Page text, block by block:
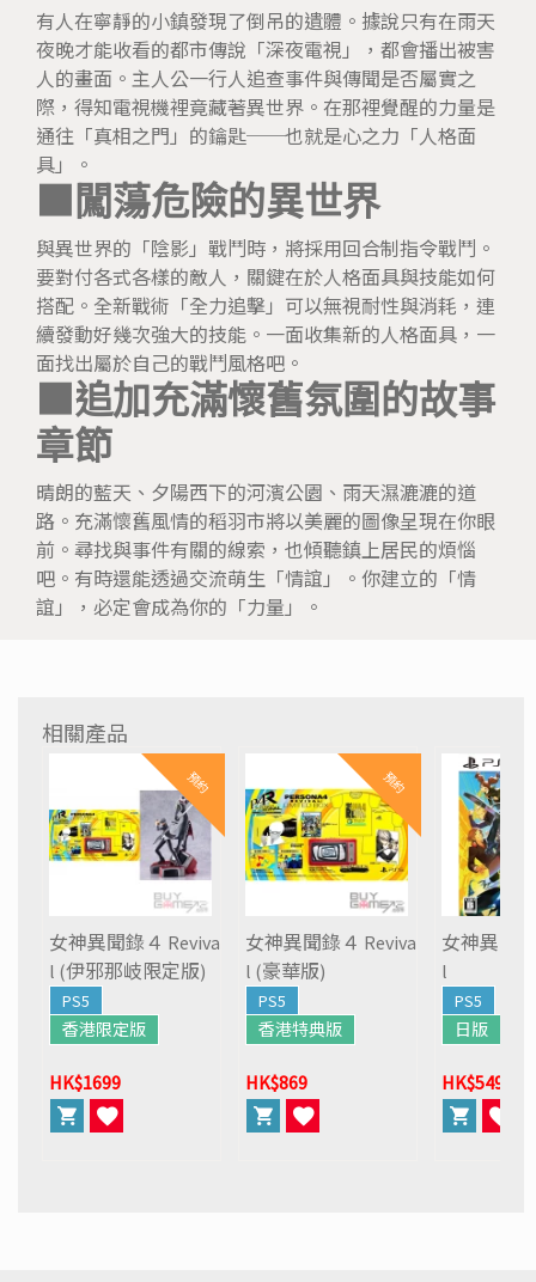
有人在寧靜的小鎮發現了倒吊的遺體。據說只有在雨天
夜晚才能收看的都市傳說「深夜電視」，都會播出被害
人的畫面。主人公一行人追查事件與傳聞是否屬實之
際，得知電視機裡竟藏著異世界。在那裡覺醒的力量是
通往「真相之門」的鑰匙──也就是心之力「人格面
具」。
■闖蕩危險的異世界
與異世界的「陰影」戰鬥時，將採用回合制指令戰鬥。
要對付各式各樣的敵人，關鍵在於人格面具與技能如何
搭配。全新戰術「全力追擊」可以無視耐性與消耗，連
續發動好幾次強大的技能。一面收集新的人格面具，一
面找出屬於自己的戰鬥風格吧。
■追加充滿懷舊氛圍的故事
章節
晴朗的藍天、夕陽西下的河濱公園、雨天濕漉漉的道
路。充滿懷舊風情的稻羽市將以美麗的圖像呈現在你眼
前。尋找與事件有關的線索，也傾聽鎮上居民的煩惱
吧。有時還能透過交流萌生「情誼」。你建立的「情
誼」，必定會成為你的「力量」。
相關產品
預約
女神異聞錄４ Reviva
l (伊邪那岐限定版)
PS5
香港限定版
HK$1699
預約
女神異聞錄４ Reviva
l (豪華版)
PS5
香港特典版
HK$869
女神異聞
l
PS5
日版
HK$549